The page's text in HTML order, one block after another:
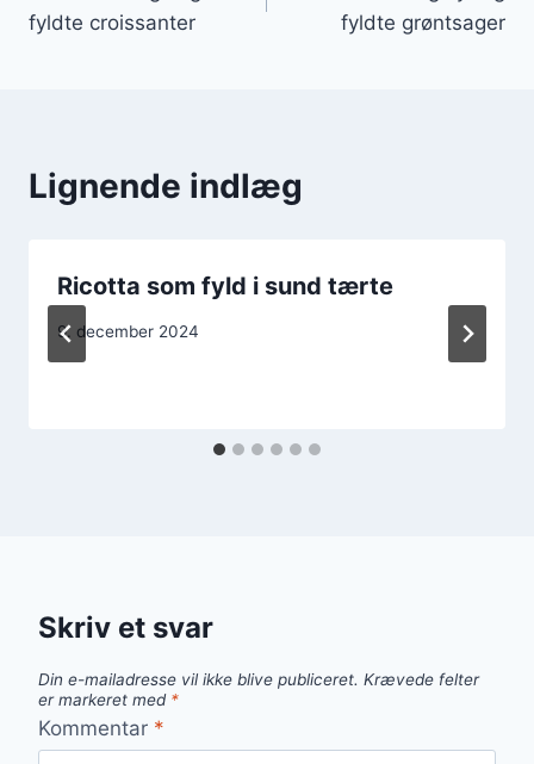
fyldte croissanter
fyldte grøntsager
Lignende indlæg
Ricotta som fyld i sund tærte
9. december 2024
Skriv et svar
Din e-mailadresse vil ikke blive publiceret. Krævede felter
er markeret med *
Kommentar *